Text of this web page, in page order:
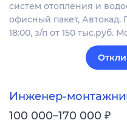
систем отопления и
офисный пакет, Автокад.
18:00, з/п от 150 тыс.руб.
Инженер-
100 000–170 000 ₽